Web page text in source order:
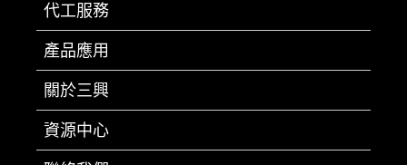
代工服務
產品應用
關於三興
資源中心